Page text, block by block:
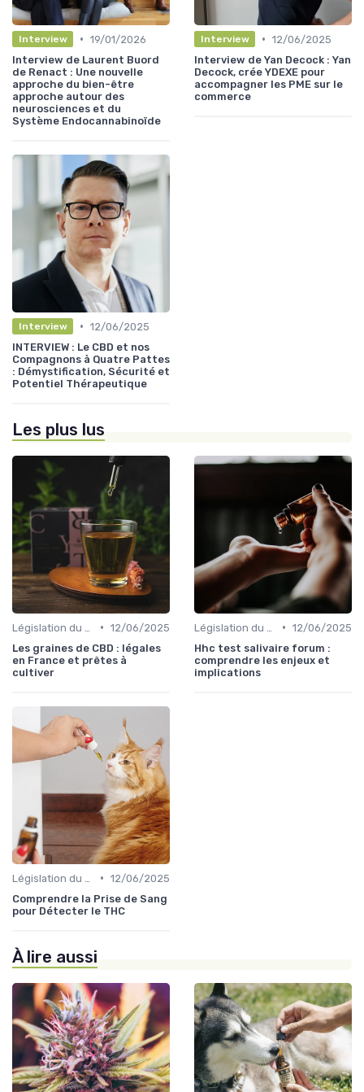
Interview • 19/01/2026
Interview de Laurent Buord
de Renact : Une nouvelle
approche du bien-être
approche autour des
neurosciences et du
Système Endocannabinoïde
Interview • 12/06/2025
Interview de Yan Decock : Yan
Decock, crée YDEXE pour
accompagner les PME sur le
commerce
Interview • 12/06/2025
INTERVIEW : Le CBD et nos
Compagnons à Quatre Pattes
: Démystification, Sécurité et
Potentiel Thérapeutique
Les plus lus
• 12/06/2025
Les graines de CBD : légales
en France et prêtes à
cultiver
• 12/06/2025
Hhc test salivaire forum :
comprendre les enjeux et
implications
• 12/06/2025
Comprendre la Prise de Sang
pour Détecter le THC
À lire aussi